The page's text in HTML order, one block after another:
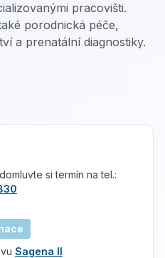
pracovišti.
porodnická péče,
a prenatální diagnostiky.
si termín na tel.:
Sagena II